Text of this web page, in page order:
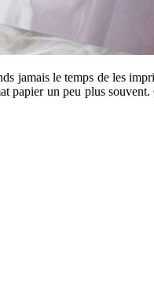
jamais le temps de les
papier un peu plus